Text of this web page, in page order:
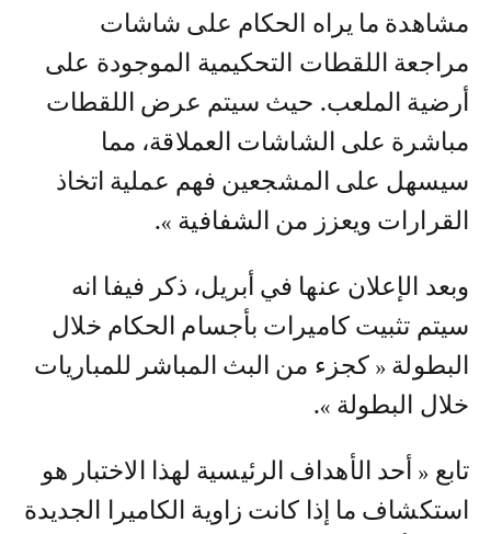
مشاهدة ما يراه الحكام على شاشات
مراجعة اللقطات التحكيمية الموجودة على
أرضية الملعب. حيث سيتم عرض اللقطات
مباشرة على الشاشات العملاقة، مما
سيسهل على المشجعين فهم عملية اتخاذ
القرارات ويعزز من الشفافية ».
وبعد الإعلان عنها في أبريل، ذكر فيفا انه
سيتم تثبيت كاميرات بأجسام الحكام خلال
البطولة « كجزء من البث المباشر للمباريات
خلال البطولة ».
تابع « أحد الأهداف الرئيسية لهذا الاختبار هو
استكشاف ما إذا كانت زاوية الكاميرا الجديدة